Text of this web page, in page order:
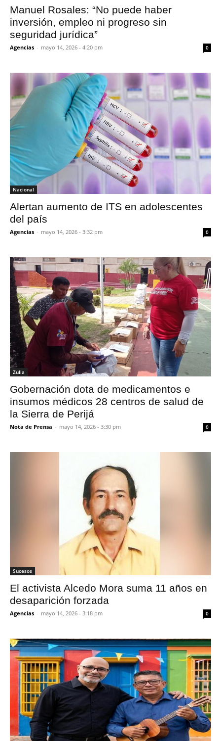
Manuel Rosales: “No puede haber
inversión, empleo ni progreso sin
seguridad jurídica”
Agencias - mayo 14, 2026 - 4:20 pm 0
Nacional
Alertan aumento de ITS en adolescentes
del país
Agencias - mayo 14, 2026 - 3:32 pm 0
Zulia
Gobernación dota de medicamentos e
insumos médicos 28 centros de salud de
la Sierra de Perijá
Nota de Prensa - mayo 14, 2026 - 3:30 pm 0
Sucesos
El activista Alcedo Mora suma 11 años en
desaparición forzada
Agencias - mayo 14, 2026 - 3:18 pm 0